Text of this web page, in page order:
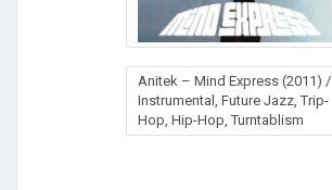
Anitek – Mind Express (2011) /
Instrumental, Future Jazz, Trip-
Hop, Hip-Hop, Turntablism